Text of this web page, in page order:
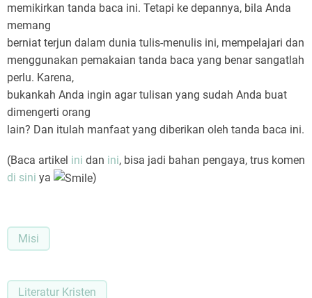
memikirkan tanda baca ini. Tetapi ke depannya, bila Anda
memang
berniat terjun dalam dunia tulis-menulis ini, mempelajari dan
menggunakan pemakaian tanda baca yang benar sangatlah
perlu. Karena,
bukankah Anda ingin agar tulisan yang sudah Anda buat
dimengerti orang
lain? Dan itulah manfaat yang diberikan oleh tanda baca ini.
(Baca artikel ini dan ini, bisa jadi bahan pengaya, trus komen
di sini ya )
Misi
Literatur Kristen